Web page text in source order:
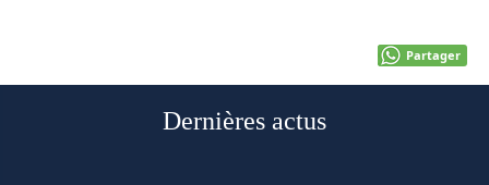
Partager
Dernières actus